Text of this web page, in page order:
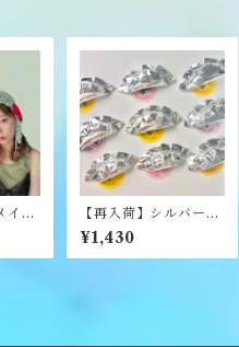
イ
【再入荷】シルバーぎ
ょうざブローチ《むく
り》
¥1,430